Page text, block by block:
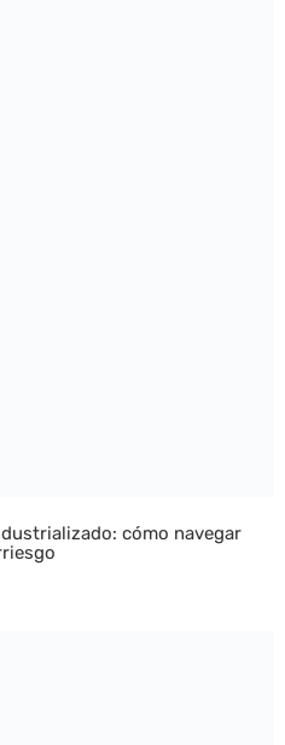
cómo navegar